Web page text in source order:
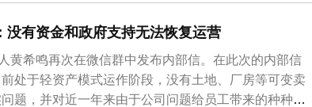
挺硬派。尺寸方面...
没有资金和政府支持无法恢复运营
黄希鸣再次在微信群中发布内部信。在此次的内部信
处于轻资产模式运作阶段，没有土地、厂房等可变卖
题，并对近一年来由于公司问题给员工带来的种种困